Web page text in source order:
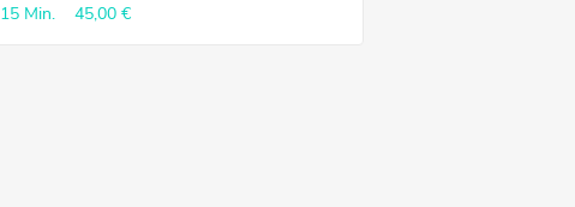
15 Min. 45,00 €